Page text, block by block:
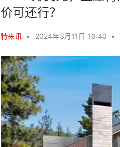
价可还行？
特来讯 • 2024年3月11日 16:40 •